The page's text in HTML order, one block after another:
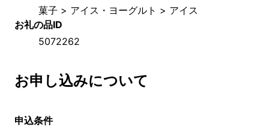
菓子 > アイス・ヨーグルト > アイス
お礼の品ID
5072262
お申し込みについて
申込条件